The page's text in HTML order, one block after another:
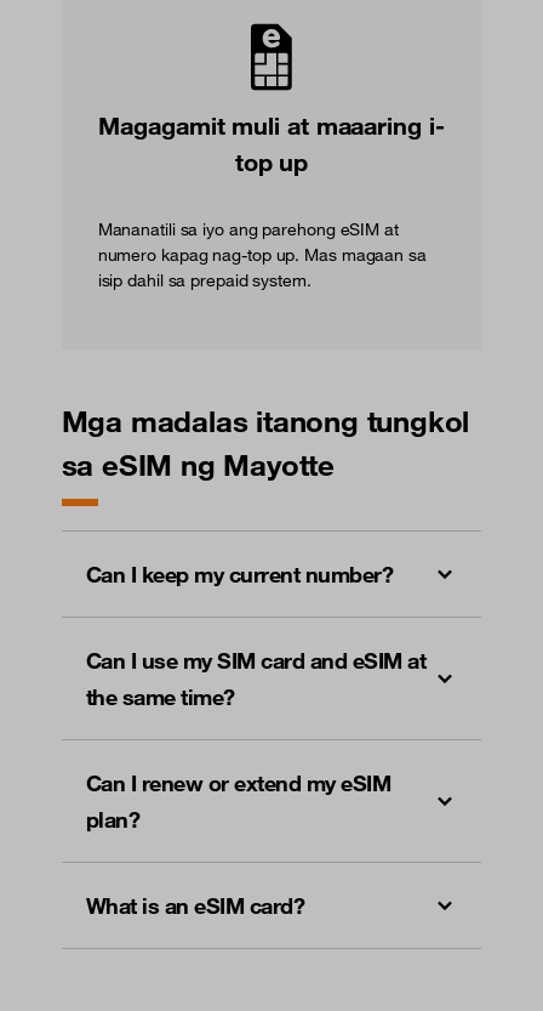
Magagamit muli at maaaring i-
top up
Mananatili sa iyo ang parehong eSIM at
numero kapag nag-top up. Mas magaan sa
isip dahil sa prepaid system.
Mga madalas itanong tungkol
sa eSIM ng Mayotte
Can I keep my current number?
Can I use my SIM card and eSIM at
the same time?
Can I renew or extend my eSIM
plan?
What is an eSIM card?